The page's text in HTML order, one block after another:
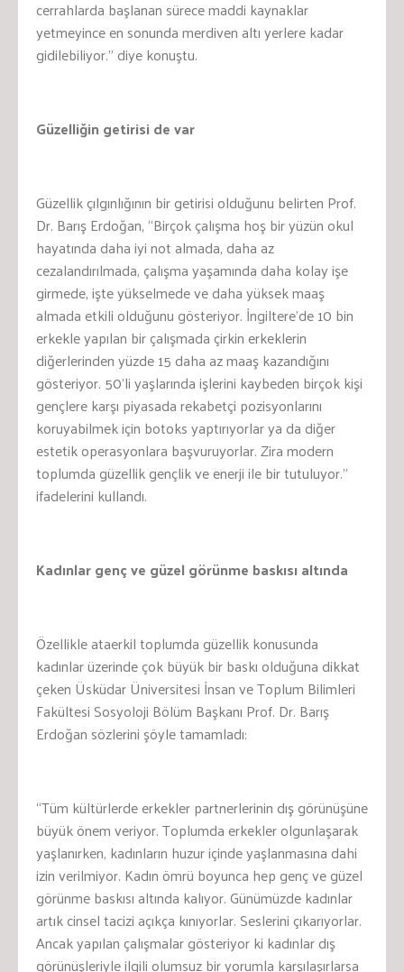
cerrahlarda başlanan sürece maddi kaynaklar
yetmeyince en sonunda merdiven altı yerlere kadar
gidilebiliyor.” diye konuştu.
Güzelliğin getirisi de var
Güzellik çılgınlığının bir getirisi olduğunu belirten Prof.
Dr. Barış Erdoğan, “Birçok çalışma hoş bir yüzün okul
hayatında daha iyi not almada, daha az
cezalandırılmada, çalışma yaşamında daha kolay işe
girmede, işte yükselmede ve daha yüksek maaş
almada etkili olduğunu gösteriyor. İngiltere’de 10 bin
erkekle yapılan bir çalışmada çirkin erkeklerin
diğerlerinden yüzde 15 daha az maaş kazandığını
gösteriyor. 50’li yaşlarında işlerini kaybeden birçok kişi
gençlere karşı piyasada rekabetçi pozisyonlarını
koruyabilmek için botoks yaptırıyorlar ya da diğer
estetik operasyonlara başvuruyorlar. Zira modern
toplumda güzellik gençlik ve enerji ile bir tutuluyor.”
ifadelerini kullandı.
Kadınlar genç ve güzel görünme baskısı altında
Özellikle ataerkil toplumda güzellik konusunda
kadınlar üzerinde çok büyük bir baskı olduğuna dikkat
çeken Üsküdar Üniversitesi İnsan ve Toplum Bilimleri
Fakültesi Sosyoloji Bölüm Başkanı Prof. Dr. Barış
Erdoğan sözlerini şöyle tamamladı:
“Tüm kültürlerde erkekler partnerlerinin dış görünüşüne
büyük önem veriyor. Toplumda erkekler olgunlaşarak
yaşlanırken, kadınların huzur içinde yaşlanmasına dahi
izin verilmiyor. Kadın ömrü boyunca hep genç ve güzel
görünme baskısı altında kalıyor. Günümüzde kadınlar
artık cinsel tacizi açıkça kınıyorlar. Seslerini çıkarıyorlar.
Ancak yapılan çalışmalar gösteriyor ki kadınlar dış
görünüşleriyle ilgili olumsuz bir yorumla karşılaşırlarsa